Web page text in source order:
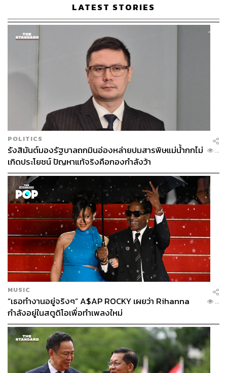
ABOUT THE AUTHOR
วีรวัฒน์ อัจจุตมานัส
อดีตคนทำนิตยสารผู้ชื่นชอบการเดินทาง และ
ชอบสังเกตการณ์วัฒนธรรมป๊อปทุกแขนง
LATEST STORIES
POLITICS
รังสิมันต์มองรัฐบาลถกมินอ่องหล่ายปมสารพิษแม่น้ำกกไม่
เกิดประโยชน์ ปัญหาแท้จริงคือกองกำลังว้า
...
MUSIC
“เธอทำงานอยู่จริงๆ” A$AP ROCKY เผยว่า Rihanna
กำลังอยู่ในสตูดิโอเพื่อทำเพลงใหม่
...